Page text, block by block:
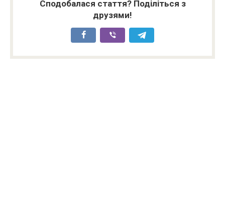
Сподобалася стаття? Поділіться з
друзями!